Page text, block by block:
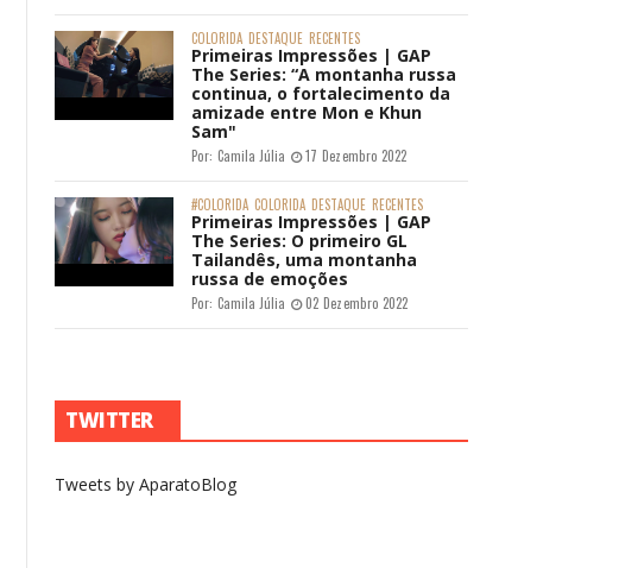
COLORIDA DESTAQUE RECENTES
Primeiras Impressões | GAP
The Series: “A montanha russa
continua, o fortalecimento da
amizade entre Mon e Khun
Sam"
Por: Camila Júlia 17 Dezembro 2022
#COLORIDA COLORIDA DESTAQUE RECENTES
Primeiras Impressões | GAP
The Series: O primeiro GL
Tailandês, uma montanha
russa de emoções
Por: Camila Júlia 02 Dezembro 2022
TWITTER
Tweets by AparatoBlog